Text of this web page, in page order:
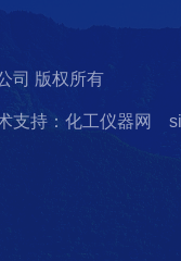
司 版权所有
支持：化工仪器网